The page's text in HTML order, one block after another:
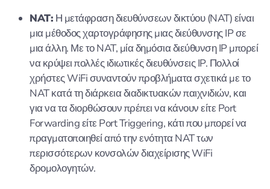
NAT: Η μετάφραση διευθύνσεων δικτύου (NAT) είναι
μια μέθοδος χαρτογράφησης μιας διεύθυνσης IP σε
μια άλλη. Με το NAT, μία δημόσια διεύθυνση IP μπορεί
να κρύψει πολλές ιδιωτικές διευθύνσεις IP. Πολλοί
χρήστες WiFi συναντούν προβλήματα σχετικά με το
NAT κατά τη διάρκεια διαδικτυακών παιχνιδιών, και
για να τα διορθώσουν πρέπει να κάνουν είτε Port
Forwarding είτε Port Triggering, κάτι που μπορεί να
πραγματοποιηθεί από την ενότητα NAT των
περισσότερων κονσολών διαχείρισης WiFi
δρομολογητών.